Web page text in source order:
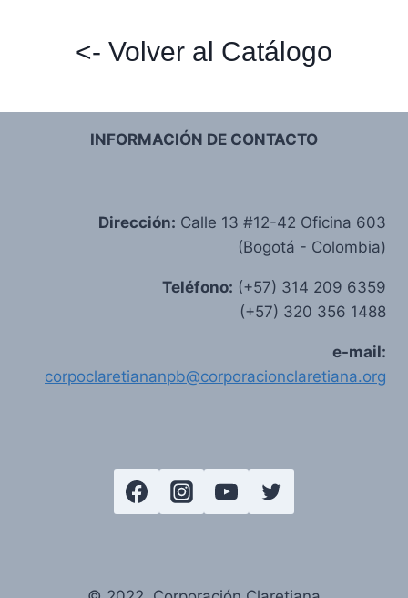
<- Volver al Catálogo
INFORMACIÓN DE CONTACTO
Dirección: Calle 13 #12-42 Oficina 603
(Bogotá - Colombia)
Teléfono: (+57) 314 209 6359
(+57) 320 356 1488
e-mail:
corpoclaretiananpb@corporacionclaretiana.org